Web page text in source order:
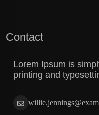
Contact
Lorem Ipsum is
printing and